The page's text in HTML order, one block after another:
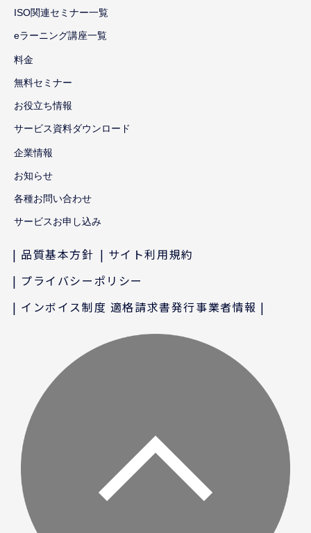
ISO関連セミナー一覧
eラーニング講座一覧
料金
無料セミナー
お役立ち情報
サービス資料ダウンロード
企業情報
お知らせ
各種お問い合わせ
サービスお申し込み
品質基本方針
サイト利用規約
プライバシーポリシー
インボイス制度 適格請求書発行事業者情報